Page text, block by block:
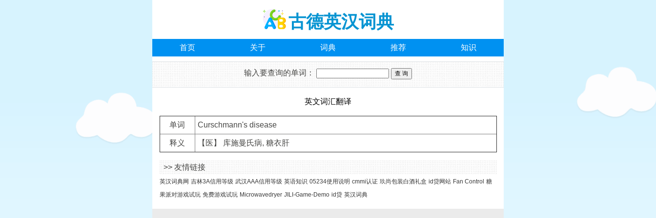
古德英汉词典
首页 关于 词典 推荐 知识
输入要查询的单词：
英文词汇翻译
单词 Curschmann's disease
释义 【医】 库施曼氏病, 糖衣肝
>> 友情链接
英汉词典网 吉林3A信用等级 武汉AAA信用等级 英语知识 05234使用说明 cmmi认证 玖尚包装白酒礼盒 id贷网站 Fan Control 糖
果派对游戏试玩 免费游戏试玩 Microwavedryer JILI-Game-Demo id贷 英汉词典